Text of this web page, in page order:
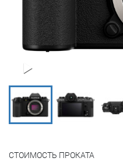
СТОИМОСТЬ ПРОКАТА